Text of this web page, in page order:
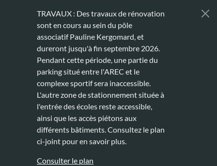
TRAVAUX : Des travaux de rénovation
sont en cours au sein du pôle
associatif Pauline Kergomard, et
dureront jusqu'à fin septembre 2026.
Pendant cette période, une partie du
parking situé entre l'AREC et le
complexe sportif sera inaccessible.
L'autre zone de stationnement située à
l'entrée des écoles reste accessible,
ainsi que les accès piétons aux
différents bâtiments. Consultez le plan
ci-joint pour en savoir plus.
Consulter le plan